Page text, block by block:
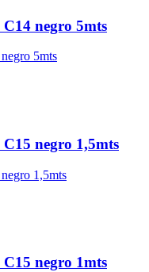
negro 5mts
negro 1,5mts
negro 1mts